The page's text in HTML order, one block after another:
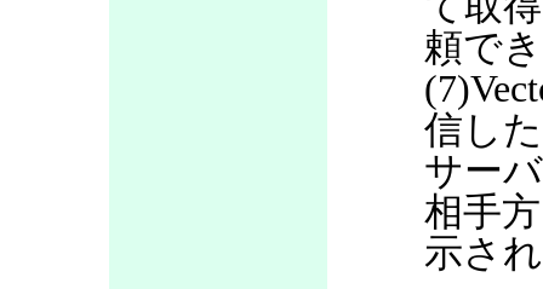
頼で
信し
サー
相手
示さ